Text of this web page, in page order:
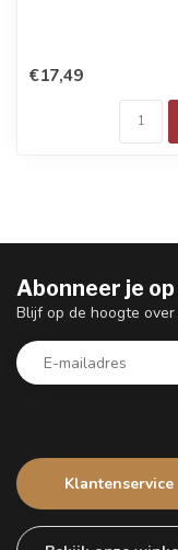
€17,49
Klantenservice
Abonneer je
Blijf op de hoogte